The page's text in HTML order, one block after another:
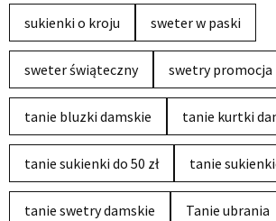
sukienki o kroju sweter w paski
sweter świąteczny swetry promocja
tanie bluzki damskie tanie kurtki
tanie sukienki do 50 zł tanie
tanie swetry damskie Tanie ubrania